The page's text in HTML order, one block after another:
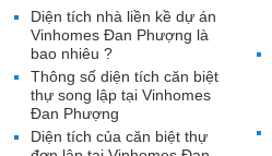
Diện tích nhà liền kề dự án
Vinhomes Đan Phượng là
bao nhiêu ?
Thông số diện tích căn biệt
thự song lập tại Vinhomes
Đan Phượng
Diện tích của căn biệt thự